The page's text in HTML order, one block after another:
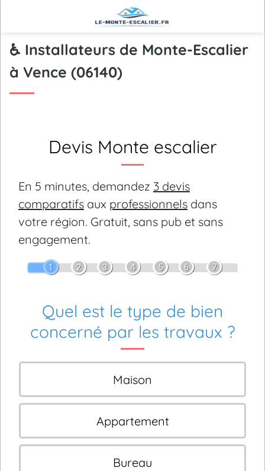
♿ Installateurs de Monte-Escalier
à Vence (06140)
Devis Monte escalier
En 5 minutes, demandez 3 devis
comparatifs aux professionnels dans
votre région. Gratuit, sans pub et sans
engagement.
1 2 3 4 5 6 7
Quel est le type de bien
concerné par les travaux ?
Maison
Appartement
Bureau